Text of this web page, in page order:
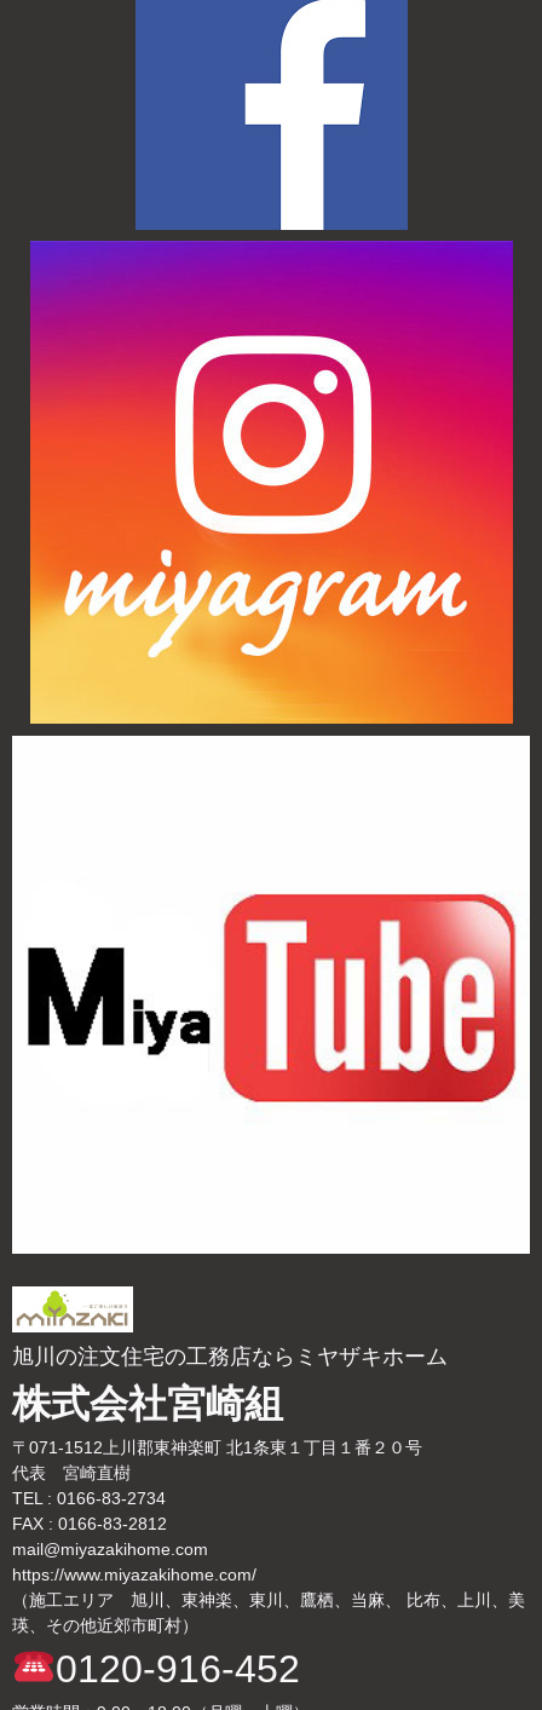
旭川の注文住宅の工務店ならミヤザキホーム
株式会社宮崎組
〒071-1512上川郡東神楽町 北1条東１丁目１番２０号
代表 宮崎直樹
TEL : 0166-83-2734
FAX : 0166-83-2812
mail@miyazakihome.com
https://www.miyazakihome.com/
（施工エリア 旭川、東神楽、東川、鷹栖、当麻、 比布、上川、美
瑛、その他近郊市町村）
0120-916-452